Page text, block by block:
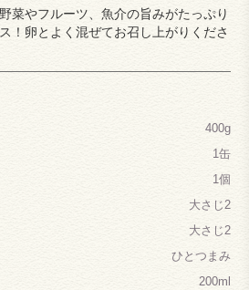
菜やフルーツ、魚介の旨みがたっぷり
！卵とよく混ぜてお召し上がりくださ
400g
1缶
1個
大さじ2
大さじ2
ひとつまみ
200ml